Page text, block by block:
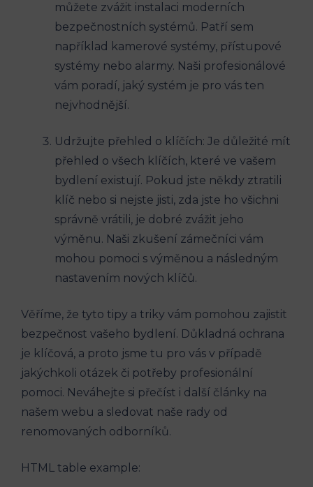
můžete zvážit instalaci moderních
bezpečnostních systémů. Patří sem
například kamerové systémy, přístupové
systémy nebo alarmy. Naši profesionálové
vám poradí, jaký systém je pro vás ten
nejvhodnější.
Udržujte přehled o klíčích: Je důležité mít
přehled o všech klíčích, které ve vašem
bydlení existují. Pokud jste někdy ztratili
klíč nebo si nejste jisti, zda jste ho všichni
správně vrátili, je dobré zvážit jeho
výměnu. Naši zkušení zámečníci vám
mohou pomoci s výměnou a následným
nastavením nových klíčů.
Věříme, že tyto tipy a triky vám pomohou zajistit
bezpečnost vašeho bydlení. Důkladná ochrana
je klíčová, a proto jsme tu pro vás v případě
jakýchkoli otázek či potřeby profesionální
pomoci. Neváhejte si přečíst i další články na
našem webu a sledovat naše rady od
renomovaných odborníků.
HTML table example: